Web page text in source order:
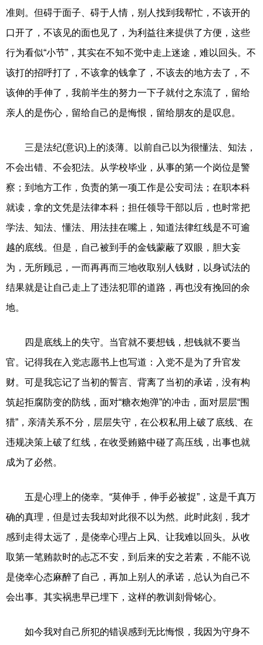
准则。但碍于面子、碍于人情，别人找到我帮忙，不该开的
口开了，不该见的面也见了，为利益往来提供了方便，这些
行为看似“小节”，其实在不知不觉中走上迷途，难以回头。不
该打的招呼打了，不该拿的钱拿了，不该去的地方去了，不
该伸的手伸了，我前半生的努力一下子就付之东流了，留给
亲人的是伤心，留给自己的是悔恨，留给朋友的是叹息。
三是法纪(意识)上的淡薄。以前自己以为很懂法、知法，
不会出错、不会犯法。从学校毕业，从事的第一个岗位是警
察；到地方工作，负责的第一项工作是公安司法；在职本科
就读，拿的文凭是法律本科；担任领导干部以后，也时常把
学法、知法、懂法、用法挂在嘴上，知道法律红线是不可逾
越的底线。但是，自己被到手的金钱蒙蔽了双眼，胆大妄
为，无所顾忌，一而再再而三地收取别人钱财，以身试法的
结果就是让自己走上了违法犯罪的道路，再也没有挽回的余
地。
四是底线上的失守。当官就不要想钱，想钱就不要当
官。记得我在入党志愿书上也写道：入党不是为了升官发
财。可是我忘记了当初的誓言、背离了当初的承诺，没有构
筑起拒腐防变的防线，面对“糖衣炮弹”的冲击，面对层层“围
猎”，亲清关系不分，层层失守，在公权私用上破了底线、在
违规决策上破了红线，在收受贿赂中碰了高压线，出事也就
成为了必然。
五是心理上的侥幸。“莫伸手，伸手必被捉”，这是千真万
确的真理，但是过去我却对此很不以为然。此时此刻，我才
感到走得太远了，是侥幸心理占上风、让我难以回头。从收
取第一笔贿款时的忐忑不安，到后来的安之若素，不能不说
是侥幸心态麻醉了自己，再加上别人的承诺，总认为自己不
会出事。其实祸患早已埋下，这样的教训刻骨铭心。
如今我对自己所犯的错误感到无比悔恨，我因为守身不